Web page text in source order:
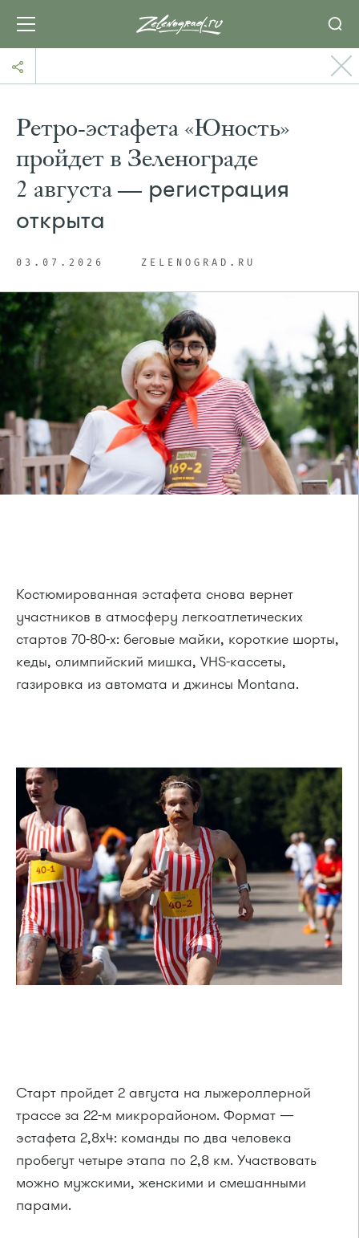
Ретро-эстафета «Юность»
пройдет в Зеленограде
2 августа — регистрация
открыта
03.07.2026 ZELENOGRAD.RU
Костюмированная эстафета снова вернет
участников в атмосферу легкоатлетических
стартов 70-80-х: беговые майки, короткие шорты,
кеды, олимпийский мишка, VHS-кассеты,
газировка из автомата и джинсы Montana.
Старт пройдет 2 августа на лыжероллерной
трассе за 22-м микрорайоном. Формат —
эстафета 2,8x4: команды по два человека
пробегут четыре этапа по 2,8 км. Участвовать
можно мужскими, женскими и смешанными
парами.